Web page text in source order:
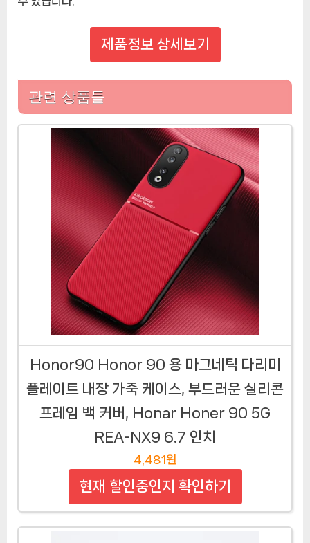
제품정보 상세보기
관련 상품들
Honor90 Honor 90 용 마그네틱 다리미
플레이트 내장 가죽 케이스, 부드러운 실리콘
프레임 백 커버, Honar Honer 90 5G
REA-NX9 6.7 인치
4,481원
현재 할인중인지 확인하기